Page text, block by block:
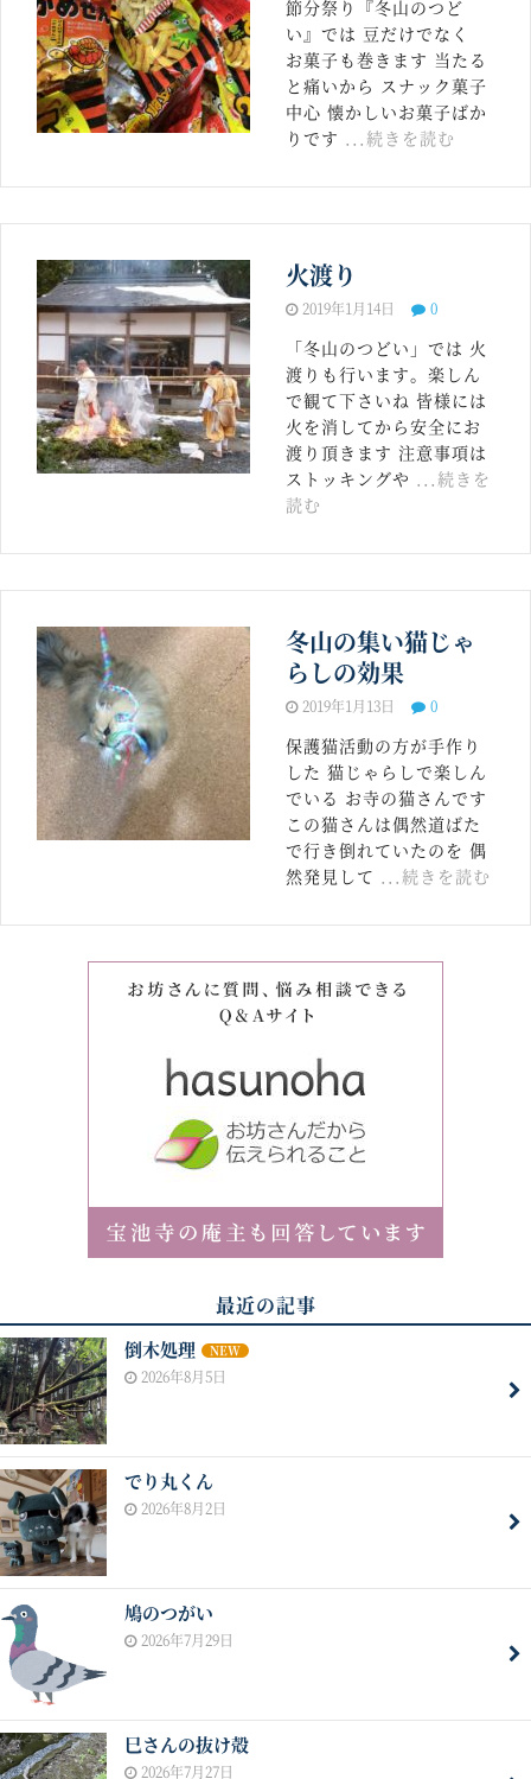
節分祭り『冬山のつど
い』では 豆だけでなく
お菓子も巻きます 当たる
と痛いから スナック菓子
中心 懐かしいお菓子ばか
りです ...続きを読む
火渡り
2019年1月14日 0
「冬山のつどい」では 火
渡りも行います。楽しん
で観て下さいね 皆様には
火を消してから安全にお
渡り頂きます 注意事項は
ストッキングや ...続きを
読む
冬山の集い猫じゃ
らしの効果
2019年1月13日 0
保護猫活動の方が手作り
した 猫じゃらしで楽しん
でいる お寺の猫さんです
この猫さんは偶然道ばた
で行き倒れていたのを 偶
然発見して ...続きを読む
最近の記事
倒木処理 NEW
2026年8月5日
でり丸くん
2026年8月2日
鳩のつがい
2026年7月29日
巳さんの抜け殻
2026年7月27日